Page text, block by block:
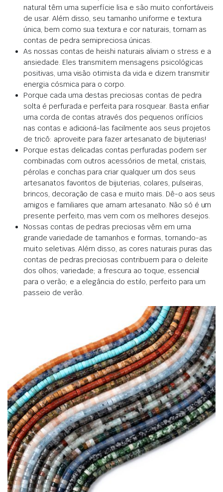
natural têm uma superfície lisa e são muito confortáveis
de usar. Além disso, seu tamanho uniforme e textura
única, bem como sua textura e cor naturais, tornam as
contas de pedra semipreciosa únicas.
As nossas contas de heishi naturais aliviam o stress e a
ansiedade. Eles transmitem mensagens psicológicas
positivas, uma visão otimista da vida e dizem transmitir
energia cósmica para o corpo.
Porque cada uma destas preciosas contas de pedra
solta é perfurada e perfeita para rosquear. Basta enfiar
uma corda de contas através dos pequenos orifícios
nas contas e adicioná-las facilmente aos seus projetos
de tricô: aproveite para fazer artesanato de bijuterias!
Porque estas delicadas contas perfuradas podem ser
combinadas com outros acessórios de metal, cristais,
pérolas e conchas para criar qualquer um dos seus
artesanatos favoritos de bijuterias, colares, pulseiras,
brincos, decoração de casa e muito mais. Dê-o aos seus
amigos e familiares que amam artesanato. Não só é um
presente perfeito, mas vem com os melhores desejos.
Nossas contas de pedras preciosas vêm em uma
grande variedade de tamanhos e formas, tornando-as
muito seletivas. Além disso, as cores naturais puras das
contas de pedras preciosas contribuem para o deleite
dos olhos; variedade; a frescura ao toque, essencial
para o verão; e a elegância do estilo, perfeito para um
passeio de verão.